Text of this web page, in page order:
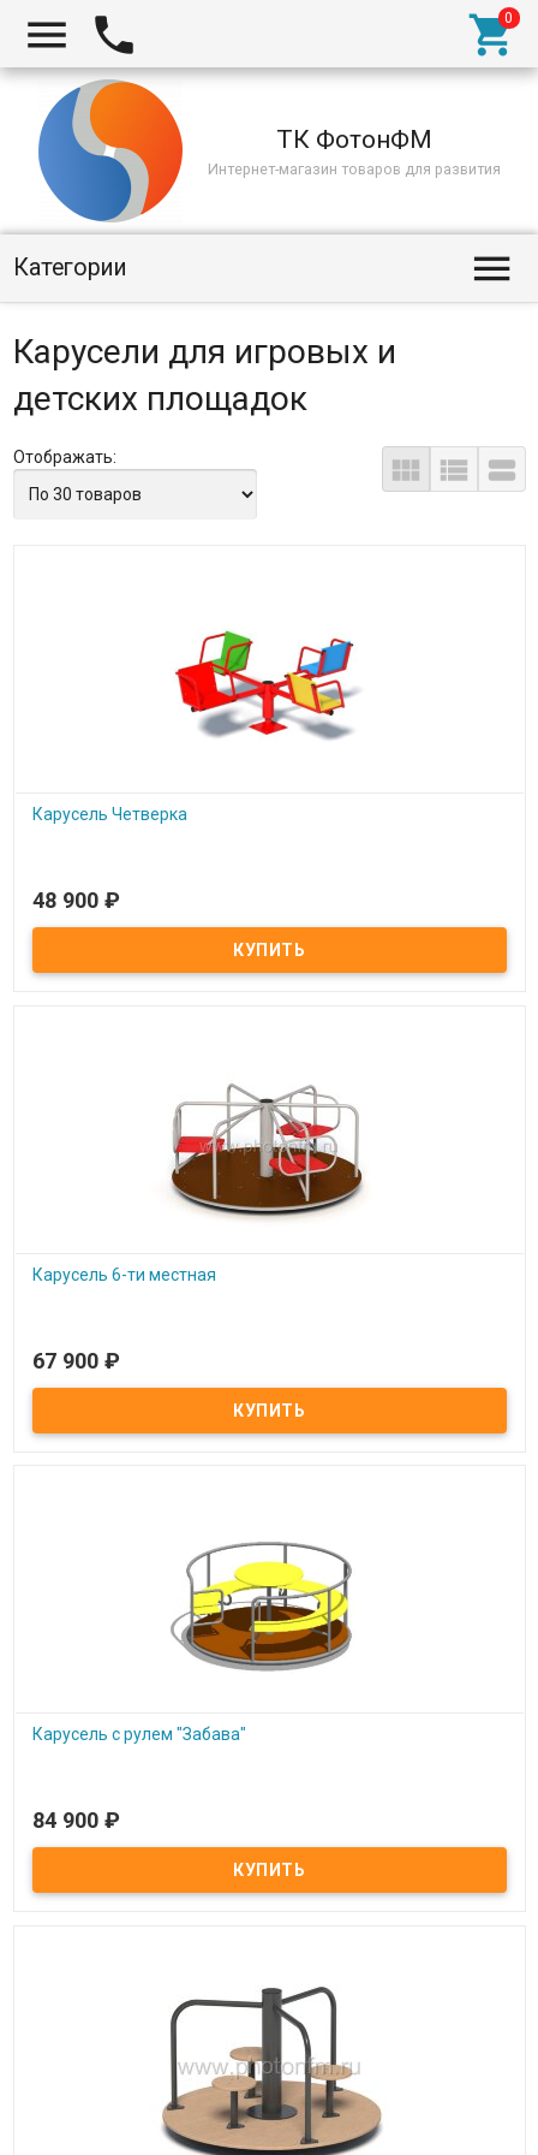
  
ТК ФотонФМ
Интернет-магазин товаров для развития
Категории 
Карусели для игровых и
детских площадок
Отображать:   
Карусель Четверка
Под заказ
Карусель Четверка
48 900 ₽
Карусель 6-ти местная
Под заказ
Карусель 6-ти местная с полом
67 900 ₽
Карусель с рулем "Забава"
Под заказ
Карусель с рулем "Забава"
84 900 ₽